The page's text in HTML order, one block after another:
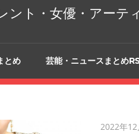
ント・女優・アー
とめ 芸能・ニュースまとめ
2022年12